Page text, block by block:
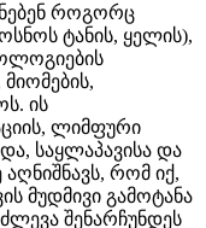
როგორც
ტანის, ყელის),
ის
ლიმფური
საყლაპავისა და
რომ იქ,
მუდმივი გამოტანა
შენარჩუნდეს